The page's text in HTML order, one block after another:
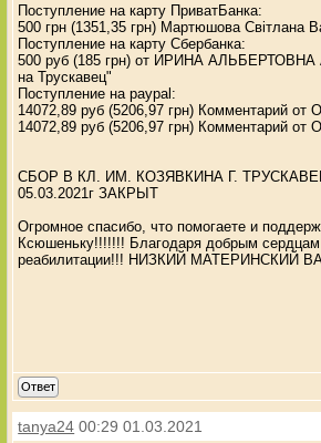
Поступление на карту ПриватБанка:
500 грн (1351,35 грн) Мартюшова Світлана
Поступление на карту Сбербанка:
500 руб (185 грн) от ИРИНА
на Трускавец"
Поступление на paypal:
14072,89 руб (5206,97 грн) Комментарий от
14072,89 руб (5206,97 грн) Комментарий от
СБОР В КЛ. ИМ. КОЗЯВКИНА Г.
05.03.2021г ЗАКРЫТ
Огромное спасибо, что помогаете и
Ксюшеньку!!!!!!! Благодаря добрым
реабилитации!!! НИЗКИЙ МАТЕРИНСКИЙ
Ответ
tanya24 00:29 01.03.2021